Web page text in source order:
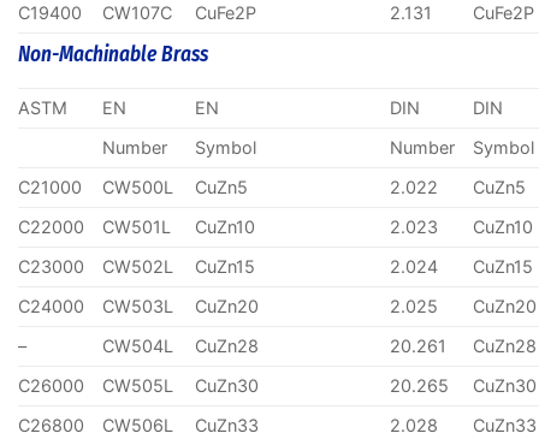
C19400
CW107C CuFe2P 2.131 CuFe2P
Non-Machinable Brass
ASTM EN EN DIN
DIN
Number
Symbol Number
Symbol
C21000
CW500L CuZn5 2.022
CuZn5
C22000
CW501L CuZn10 2.023
CuZn10
C23000
CW502L CuZn15 2.024
CuZn15
C24000
CW503L CuZn20 2.025
CuZn20
–
CW504L CuZn28 20.261
CuZn28
C26000
CW505L CuZn30 20.265
CuZn30
C26800
CW506L CuZn33 2.028
CuZn33